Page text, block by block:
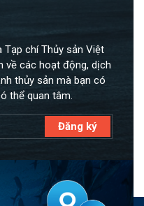
Tạp chí Thủy sản Việt
về các hoạt động, dịch
thủy sản mà bạn có
thể quan tâm.